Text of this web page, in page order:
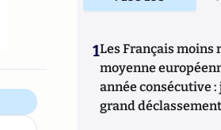
1Les Français moins
moyenne
année consécutive
grand